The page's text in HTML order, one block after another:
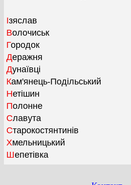
Ізяслав
Волочиськ
Городок
Деражня
Дунаївці
Кам'янець-Подільський
Нетішин
Полонне
Славута
Старокостянтинів
Хмельницький
Шепетівка